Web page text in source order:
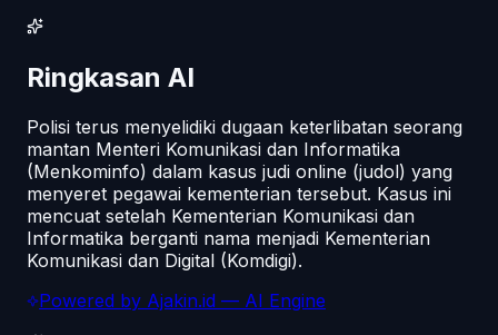
Ringkasan AI
Polisi terus menyelidiki dugaan keterlibatan seorang
mantan Menteri Komunikasi dan Informatika
(Menkominfo) dalam kasus judi online (judol) yang
menyeret pegawai kementerian tersebut. Kasus ini
mencuat setelah Kementerian Komunikasi dan
Informatika berganti nama menjadi Kementerian
Komunikasi dan Digital (Komdigi).
Powered by Ajakin.id — AI Engine